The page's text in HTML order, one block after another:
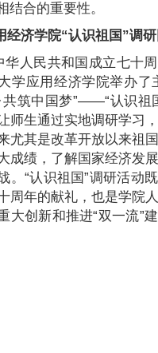
结合的重要性。
经济学院“认识祖国”调
华人民共和国成立七十
学应用经济学院举办了
共筑中国梦”——“认识祖
师生通过实地调研学习
尤其是改革开放以来祖
成绩，了解国家经济发
。“认识祖国”调研活动
周年的献礼，也是学院
大创新和推进“双一流”